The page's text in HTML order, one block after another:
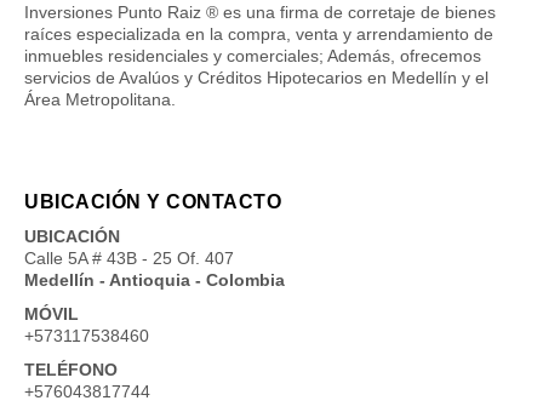
Inversiones Punto Raiz ® es una firma de corretaje de bienes
raíces especializada en la compra, venta y arrendamiento de
inmuebles residenciales y comerciales; Además, ofrecemos
servicios de Avalúos y Créditos Hipotecarios en Medellín y el
Área Metropolitana.
UBICACIÓN Y CONTACTO
UBICACIÓN
Calle 5A # 43B - 25 Of. 407
Medellín - Antioquia - Colombia
MÓVIL
+573117538460
TELÉFONO
+576043817744